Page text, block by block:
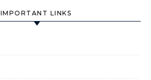
IMPORTANT LINKS